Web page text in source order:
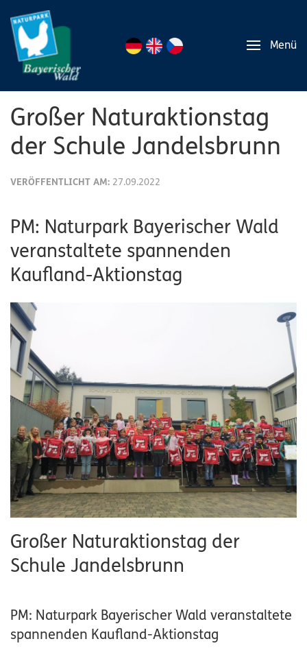
Menü
Großer Naturaktionstag
der Schule Jandelsbrunn
VERÖFFENTLICHT AM: 27.09.2022
PM: Naturpark Bayerischer Wald
veranstaltete spannenden
Kaufland-Aktionstag
Großer Naturaktionstag der
Schule Jandelsbrunn
PM: Naturpark Bayerischer Wald veranstaltete
spannenden Kaufland-Aktionstag